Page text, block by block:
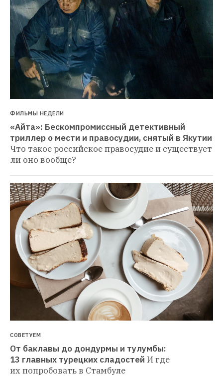
ФИЛЬМЫ НЕДЕЛИ
«Айта»: Бескомпромиссный детективный
триллер о мести и правосудии, снятый в Якутии
Что такое российское правосудие и существует
ли оно вообще?
СОВЕТУЕМ
От баклавы до дондурмы и тулумбы:
13 главных турецких сладостей И где
их попробовать в Стамбуле